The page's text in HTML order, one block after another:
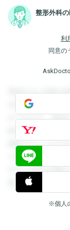
整形外科
利
同意の
登録すると回答を
を閲覧することが
ができます。登録
録すると回答を閲
閲覧することがで
できます。登録す
すると回答を閲覧
覧することができ
※個人